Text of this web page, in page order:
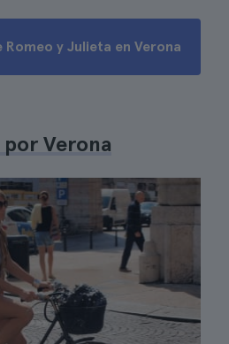
y Julieta en Verona
Verona